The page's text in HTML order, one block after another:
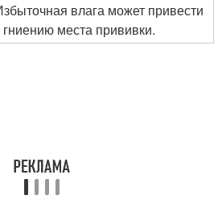
влага может привести
гниению места прививки.